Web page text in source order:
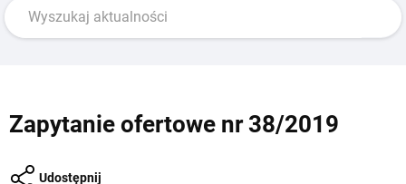
Zapytanie ofertowe nr 38/2019
Udostępnij